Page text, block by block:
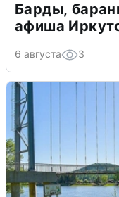
Барды,
афиша
6 августа 3